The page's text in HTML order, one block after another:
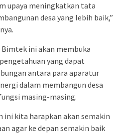
upaya meningkatkan tata
desa yang lebih baik,”
ini akan membuka
yang dapat
antara para aparatur
dalam membangun desa
masing-masing.
ini kita harapkan akan semakin
agar ke depan semakin baik